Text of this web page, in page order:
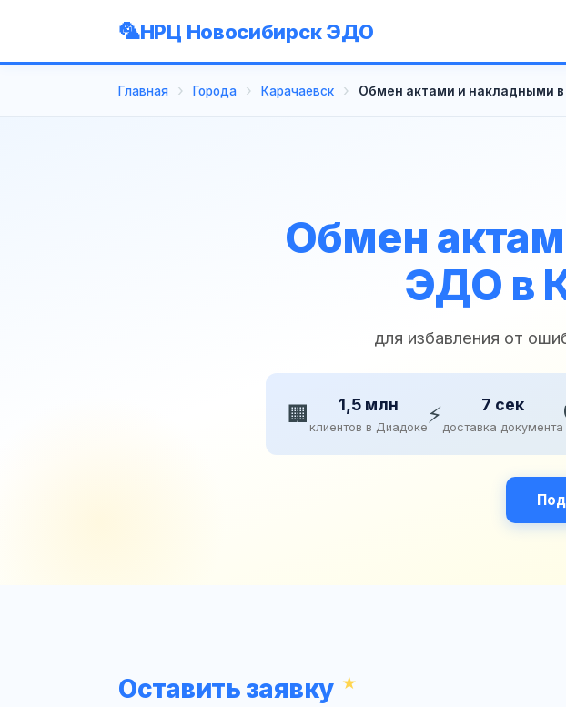
НРЦ Новосибирск ЭДО
Главная Города Карачаевск Обмен актами и накладными
Обмен
ЭДО в
для избавления от
🏢 1,5 млн
клиентов в Диадоке ⚡ 7 сек
доставка документа
Оставить заявку